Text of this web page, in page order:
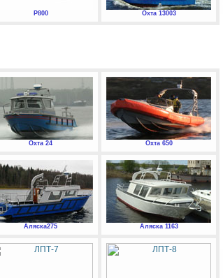
P800 Охта 13003
Охта 24 Охта 650
Аляска275 Аляска 1163